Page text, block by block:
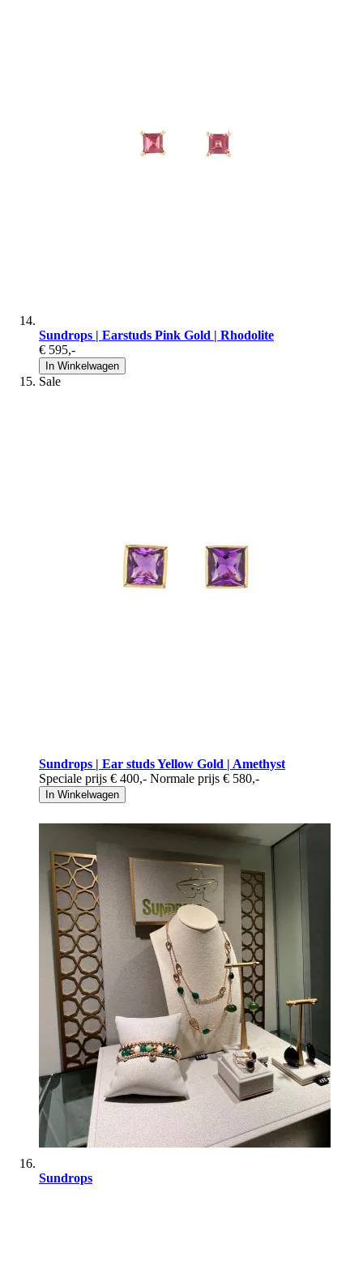
Sundrops | Earstuds Pink Gold | Rhodolite
€ 595,-
In Winkelwagen
Sale
Sundrops | Ear studs Yellow Gold | Amethyst
Speciale prijs € 400,- Normale prijs € 580,-
In Winkelwagen
Sundrops